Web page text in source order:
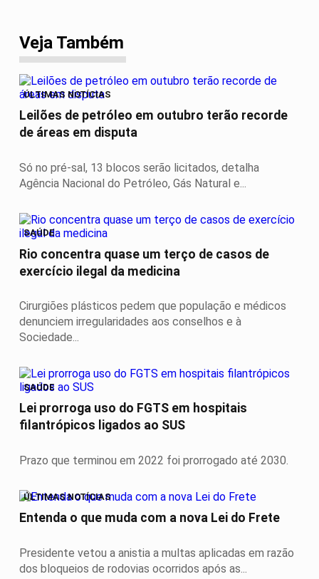
Veja Também
ÚLTIMAS NOTÍCIAS
Leilões de petróleo em outubro terão recorde
de áreas em disputa
Só no pré-sal, 13 blocos serão licitados, detalha
Agência Nacional do Petróleo, Gás Natural e...
SAÚDE
Rio concentra quase um terço de casos de
exercício ilegal da medicina
Cirurgiões plásticos pedem que população e médicos
denunciem irregularidades aos conselhos e à
Sociedade...
SAÚDE
Lei prorroga uso do FGTS em hospitais
filantrópicos ligados ao SUS
Prazo que terminou em 2022 foi prorrogado até 2030.
ÚLTIMAS NOTÍCIAS
Entenda o que muda com a nova Lei do Frete
Presidente vetou a anistia a multas aplicadas em razão
dos bloqueios de rodovias ocorridos após as...